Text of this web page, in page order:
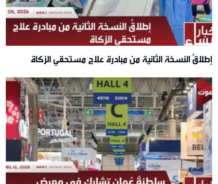
إطلاقُ النسخة الثانية من مبادرة علاج مستحقي الزكاة